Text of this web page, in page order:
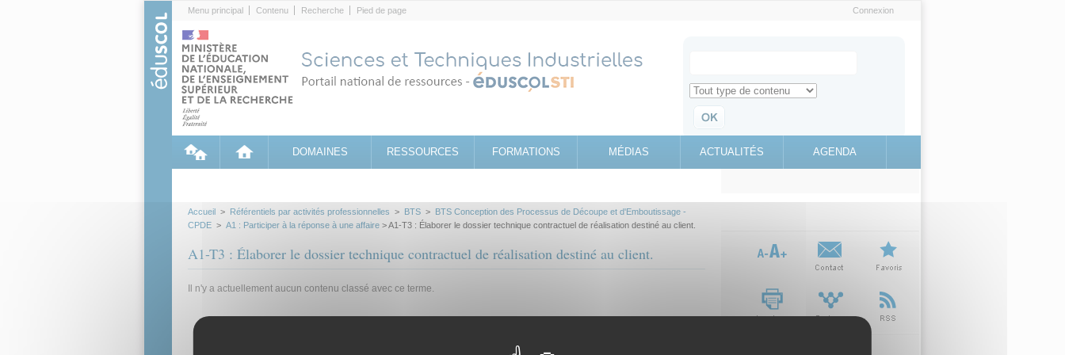
Menu principal Contenu Recherche Pied de page Connexion
Search for
Retrouvez toute l'information sur le site education.gouv.fr
DOMAINES RESSOURCES FORMATIONS MÉDIAS ACTUALITÉS AGENDA
Accueil > Référentiels par activités professionnelles > BTS > BTS Conception des Processus de Découpe et d'Emboutissage -
CPDE > A1 : Participer à la réponse à une affaire > A1-T3 : Élaborer le dossier technique contractuel de réalisation destiné au client.
A1-T3 : Élaborer le dossier technique contractuel de réalisation destiné au client.
Il n'y a actuellement aucun contenu classé avec ce terme.